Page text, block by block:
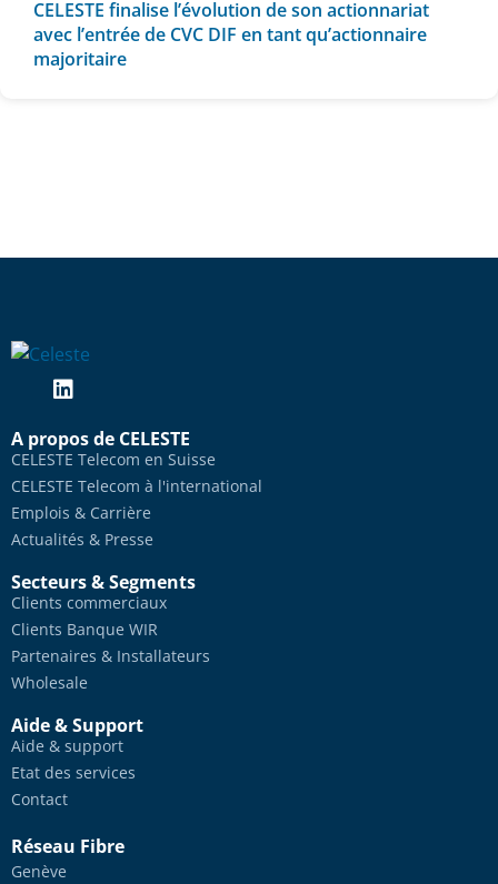
CELESTE finalise l’évolution de son actionnariat
avec l’entrée de CVC DIF en tant qu’actionnaire
majoritaire
A propos de CELESTE
CELESTE Telecom en Suisse
CELESTE Telecom à l'international
Emplois & Carrière
Actualités & Presse
Secteurs & Segments
Clients commerciaux
Clients Banque WIR
Partenaires & Installateurs
Wholesale
Aide & Support
Aide & support
Etat des services
Contact
Réseau Fibre
Genève